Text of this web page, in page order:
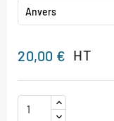
20,00 € HT